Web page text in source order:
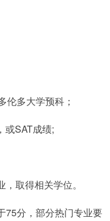
伦多大学预科；
或SAT成绩;
取得相关学位。
75分，部分热门专业要